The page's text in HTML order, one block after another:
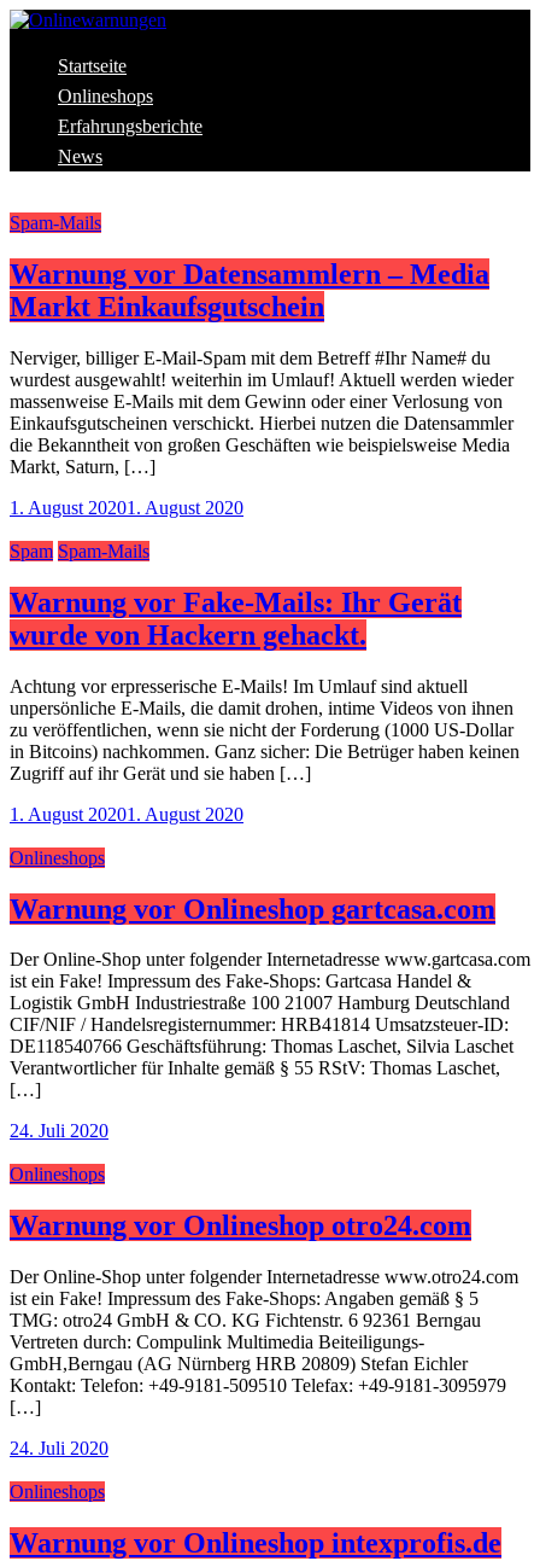
Skip
content
Onlinewarnungen
Aktuelle Warnungen vor Gefahren im Internet
Startseite
Onlineshops
Erfahrungsberichte
News
Spam-Mails
Warnung vor Datensammlern – Media
Markt Einkaufsgutschein
Nerviger, billiger E-Mail-Spam mit dem Betreff #Ihr Name# du
wurdest ausgewahlt! weiterhin im Umlauf! Aktuell werden wieder
massenweise E-Mails mit dem Gewinn oder einer Verlosung von
Einkaufsgutscheinen verschickt. Hierbei nutzen die Datensammler
die Bekanntheit von großen Geschäften wie beispielsweise Media
Markt, Saturn, […]
1. August 20201. August 2020
Spam Spam-Mails
Warnung vor Fake-Mails: Ihr Gerät
wurde von Hackern gehackt.
Achtung vor erpresserische E-Mails! Im Umlauf sind aktuell
unpersönliche E-Mails, die damit drohen, intime Videos von ihnen
zu veröffentlichen, wenn sie nicht der Forderung (1000 US-Dollar
in Bitcoins) nachkommen. Ganz sicher: Die Betrüger haben keinen
Zugriff auf ihr Gerät und sie haben […]
1. August 20201. August 2020
Onlineshops
Warnung vor Onlineshop gartcasa.com
Der Online-Shop unter folgender Internetadresse www.gartcasa.com
ist ein Fake! Impressum des Fake-Shops: Gartcasa Handel &
Logistik GmbH Industriestraße 100 21007 Hamburg Deutschland
CIF/NIF / Handelsregisternummer: HRB41814 Umsatzsteuer-ID:
DE118540766 Geschäftsführung: Thomas Laschet, Silvia Laschet
Verantwortlicher für Inhalte gemäß § 55 RStV: Thomas Laschet,
[…]
24. Juli 2020
Onlineshops
Warnung vor Onlineshop otro24.com
Der Online-Shop unter folgender Internetadresse www.otro24.com
ist ein Fake! Impressum des Fake-Shops: Angaben gemäß § 5
TMG: otro24 GmbH & CO. KG Fichtenstr. 6 92361 Berngau
Vertreten durch: Compulink Multimedia Beiteiligungs-
GmbH,Berngau (AG Nürnberg HRB 20809) Stefan Eichler
Kontakt: Telefon: +49-9181-509510 Telefax: +49-9181-3095979
[…]
24. Juli 2020
Onlineshops
Warnung vor Onlineshop intexprofis.de